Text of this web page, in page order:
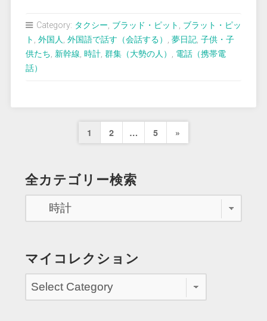
い
＞
常
態
張
Category: タクシー, ブラッド・ピット , ブラット・ピッ
ト , 外国人, 外国語で話す（会話する） , 夢日記, 子供・子
供たち, 新幹線, 時計, 群集（大勢の人） , 電話（携帯電
話）
投
の
ペ
送
り
1 2 … 5
Next
»
全カテゴリー検索
マイコレクション